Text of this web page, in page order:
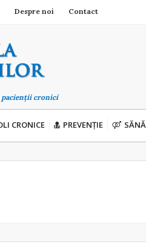
Despre noi Contact
pacienții cronici
CRONICE PREVENȚIE